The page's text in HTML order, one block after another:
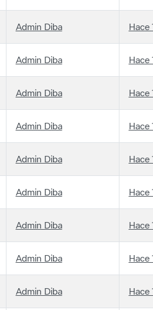
Admin Diba Hace
Admin Diba Hace
Admin Diba Hace
Admin Diba Hace
Admin Diba Hace
Admin Diba Hace
Admin Diba Hace
Admin Diba Hace
Admin Diba Hace